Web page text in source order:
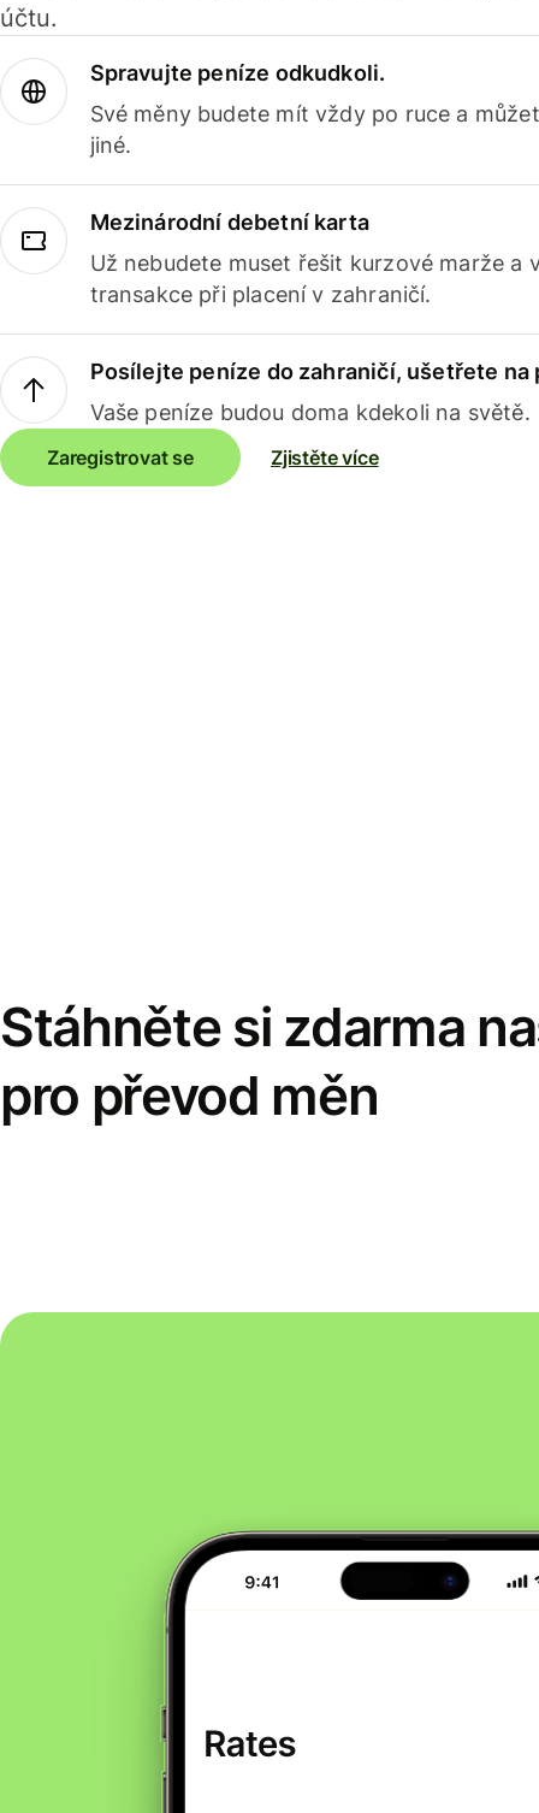
účtu.
Spravujte peníze odkudkoli.
Své měny budete mít vždy po ruce a
jiné.
Mezinárodní debetní karta
Už nebudete muset řešit kurzové marže a
transakce při placení v zahraničí.
Posílejte peníze do zahraničí, ušetřete na
Vaše peníze budou doma kdekoli na světě.
Zaregistrovat se Zjistěte více
Stáhněte si zdarma
pro převod měn